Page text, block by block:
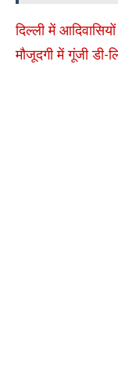
दिल्ली में
मौजूदगी में गूंजी डी-